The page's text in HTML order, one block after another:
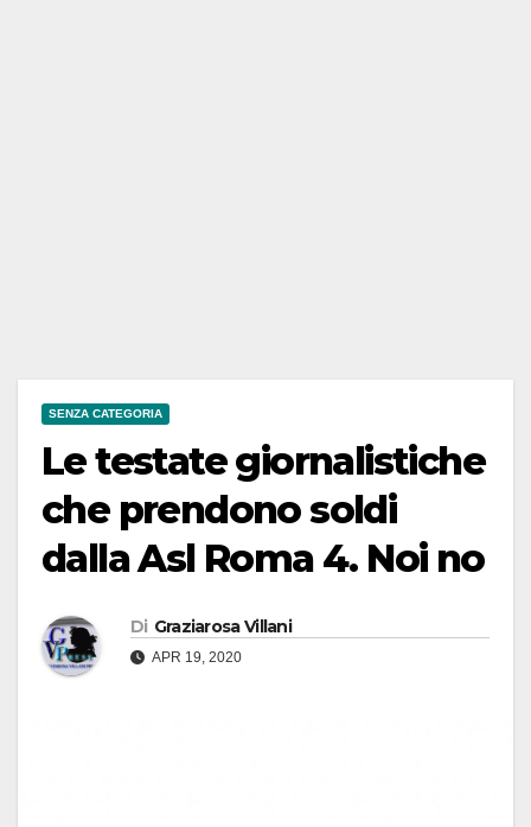
SENZA CATEGORIA
Le testate giornalistiche
che prendono soldi
dalla Asl Roma 4. Noi no
Di Graziarosa Villani
APR 19, 2020